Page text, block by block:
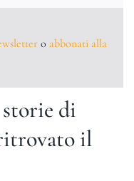
o abbonati alla
di
il